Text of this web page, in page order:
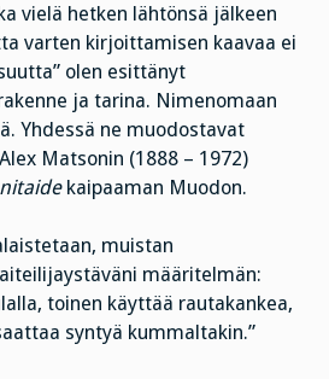
vielä hetken lähtönsä jälkeen
varten kirjoittamisen kaavaa ei
olen esittänyt
ja tarina. Nimenomaan
Yhdessä ne muodostavat
Matsonin (1888 – 1972)
kaipaaman Muodon.
muistan
määritelmän:
toinen käyttää rautakankea,
syntyä kummaltakin.”